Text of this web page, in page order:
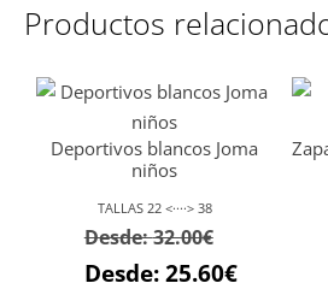
Productos
Deportivos blancos Joma
niños
TALLAS 22 <····> 38
Desde:32.00€
Desde:25.60€